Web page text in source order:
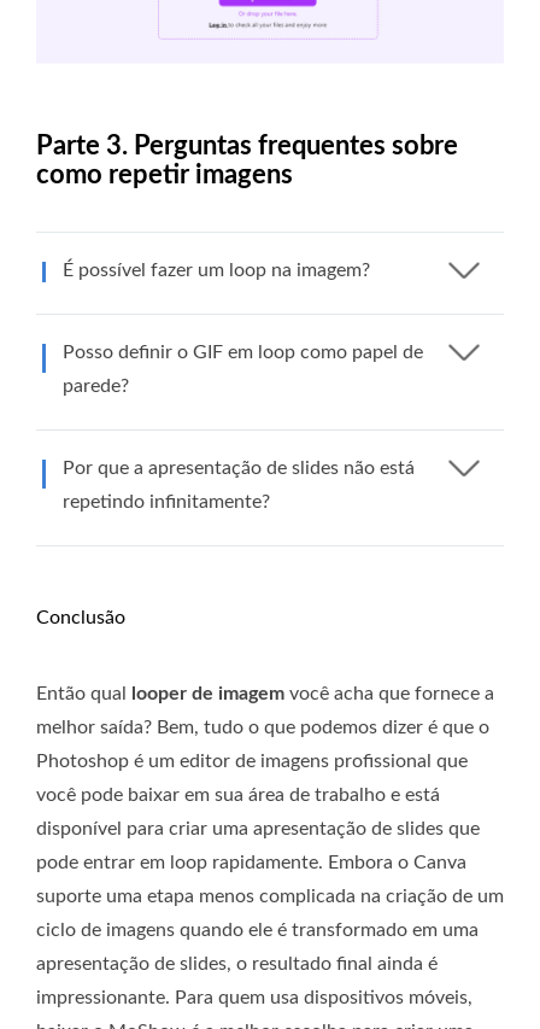
Parte 3. Perguntas frequentes sobre
como repetir imagens
É possível fazer um loop na imagem?
Posso definir o GIF em loop como papel de
parede?
Por que a apresentação de slides não está
repetindo infinitamente?
Conclusão
Então qual looper de imagem você acha que fornece a
melhor saída? Bem, tudo o que podemos dizer é que o
Photoshop é um editor de imagens profissional que
você pode baixar em sua área de trabalho e está
disponível para criar uma apresentação de slides que
pode entrar em loop rapidamente. Embora o Canva
suporte uma etapa menos complicada na criação de um
ciclo de imagens quando ele é transformado em uma
apresentação de slides, o resultado final ainda é
impressionante. Para quem usa dispositivos móveis,